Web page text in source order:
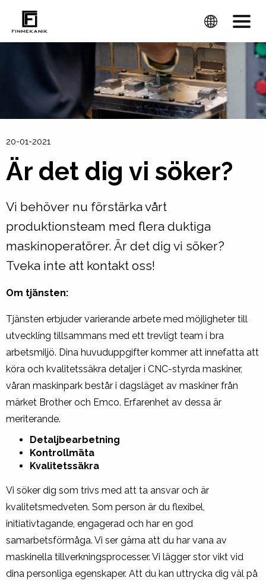
20-01-2021
Är det dig vi söker?
Vi behöver nu förstärka vårt
produktionsteam med flera duktiga
maskinoperatörer. Är det dig vi söker?
Tveka inte att kontakt oss!
Om tjänsten:
Tjänsten erbjuder varierande arbete med möjligheter till
utveckling tillsammans med ett trevligt team i bra
arbetsmiljö. Dina huvuduppgifter kommer att innefatta att
köra och kvalitetssäkra detaljer i CNC-styrda maskiner,
våran maskinpark består i dagsläget av maskiner från
märket Brother och Emco. Erfarenhet av dessa är
meriterande.
Detaljbearbetning
Kontrollmäta
Kvalitetssäkra
Vi söker dig som trivs med att ta ansvar och är
kvalitetsmedveten. Som person är du flexibel,
initiativtagande, engagerad och har en god
samarbetsförmåga. Vi ser gärna att du har vana av
maskinella tillverkningsprocesser. Vi lägger stor vikt vid
dina personliga egenskaper. Att du kan uttrycka dig väl på